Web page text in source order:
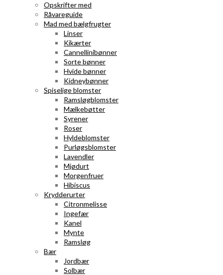
Opskrifter med
Råvareguide
Mad med bælgfrugter
Linser
Kikærter
Cannellinibønner
Sorte bønner
Hvide bønner
Kidneybønner
Spiselige blomster
Ramsløgblomster
Mælkebøtter
Syrener
Roser
Hyldeblomster
Purløgsblomster
Lavendler
Mjødurt
Morgenfruer
Hibiscus
Krydderurter
Citronmelisse
Ingefær
Kanel
Mynte
Ramsløg
Bær
Jordbær
Solbær